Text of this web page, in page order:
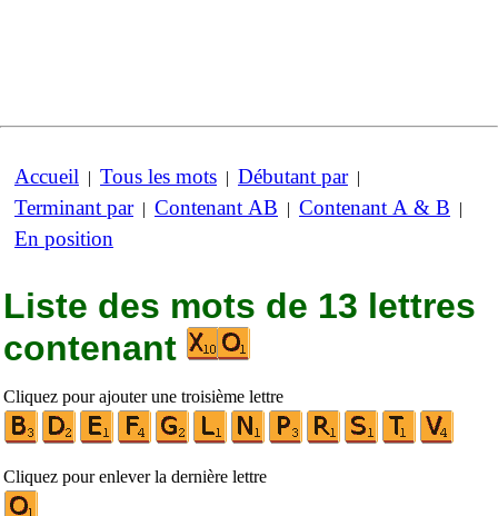
Accueil | Tous les mots | Débutant par|
Terminant par| Contenant AB | Contenant A & B |
En position
Liste des mots de 13 lettres
contenant
Cliquez pour ajouter une troisième lettre
Cliquez pour enlever la dernière lettre